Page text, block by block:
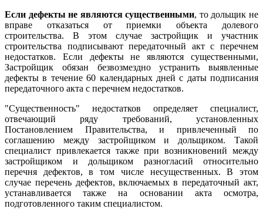
Если дефекты не являются существенными, то дольщик не
вправе отказаться от приемки объекта долевого
строительства. В этом случае застройщик и участник
строительства подписывают передаточный акт с перечнем
недостатков. Если дефекты не являются существенными,
Застройщик обязан безвозмездно устранить выявленные
дефекты в течение 60 календарных дней с даты подписания
передаточного акта с перечнем недостатков.
"Существенность" недостатков определяет специалист,
отвечающий ряду требований, установленных
Постановлением Правительства, и привлеченный по
соглашению между застройщиком и дольщиком. Такой
специалист привлекается также при возникновений между
застройщиком и дольщиком разногласий относительно
перечня дефектов, в том числе несущественных. В этом
случае перечень дефектов, включаемых в передаточный акт,
устанавливается также на основании акта осмотра,
подготовленного таким специалистом.